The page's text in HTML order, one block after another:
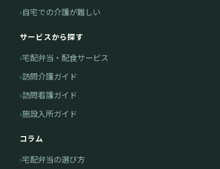
自宅での介護が難しい
サービスから探す
宅配弁当・配食サービス
訪問介護ガイド
訪問看護ガイド
施設入所ガイド
コラム
宅配弁当の選び方